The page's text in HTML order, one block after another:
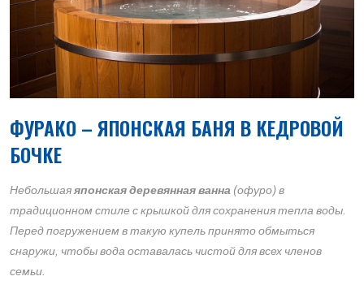
ФУРАКО – ЯПОНСКАЯ БАНЯ В КЕДРОВОЙ
БОЧКЕ
Небольшаяяпонская деревянная ванна (офуро) в
традиционном стиле с крышкой для сохранения тепла воды​.
Перед погружением в такую купель принято обмыться
снаружи, чтобы вода оставалась чистой для всех членов
семьи​.